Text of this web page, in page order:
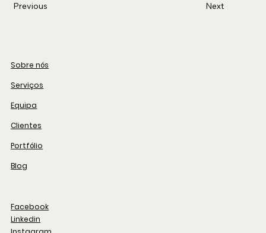
Previous Next
Sobre nós
Serviços
Equipa
Clientes
Portfólio
Blog
Facebook
Linkedin